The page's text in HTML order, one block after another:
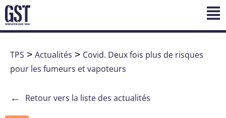
TPS > Actualités > Covid. Deux fois plus de risques
pour les fumeurs et vapoteurs
← Retour vers la liste des actualités